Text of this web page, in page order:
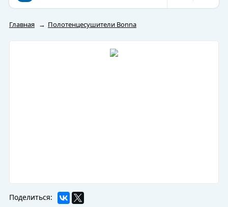
Главная → Полотенцесушители Bonna
Поделиться: